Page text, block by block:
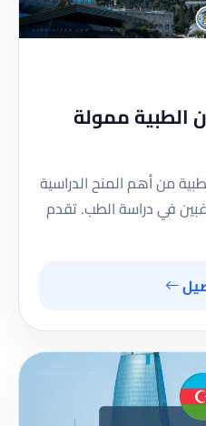
الطبية ممولة
من أهم المنح الدراسية
في دراسة الطب. تقدم